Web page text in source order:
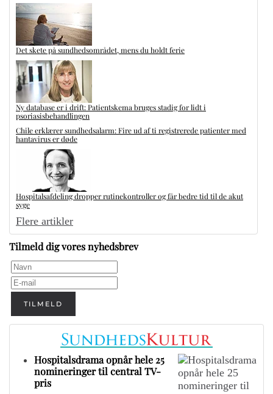
Det skete på sundhedsområdet, mens du holdt ferie
Ny database er i drift: Patientskema bruges stadig for lidt i
psoriasisbehandlingen
Chile erklærer sundhedsalarm: Fire ud af ti registrerede patienter med
hantavirus er døde
Hospitalsafdeling dropper rutinekontroller og får bedre tid til de akut
syge
Flere artikler
Tilmeld dig vores nyhedsbrev
TILMELD
Hospitalsdrama opnår hele 25
nomineringer til central TV-
pris